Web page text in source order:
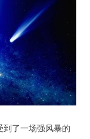
到了一场强风暴的